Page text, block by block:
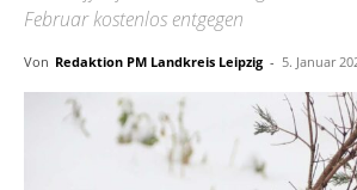
Februar kostenlos entgegen
Von Redaktion PM Landkreis Leipzig - 5. Januar